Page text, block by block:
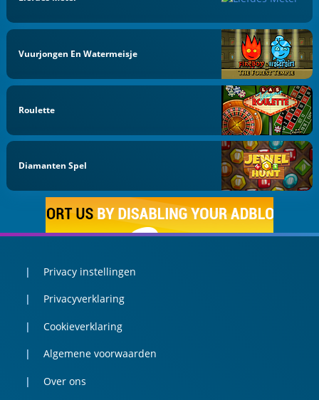
Vuurjongen En Watermeisje
Roulette
Diamanten Spel
Privacy instellingen
Privacyverklaring
Cookieverklaring
Algemene voorwaarden
Over ons